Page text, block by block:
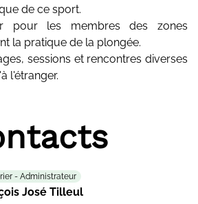
de ce sport.
pour les membres des zones
la pratique de la plongée.
sessions et rencontres diverses
l'étranger.
- Administrateur
José Tilleul